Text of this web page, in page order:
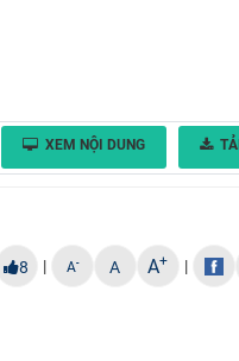
XEM NỘI DUNG
8 | A- A A+ |